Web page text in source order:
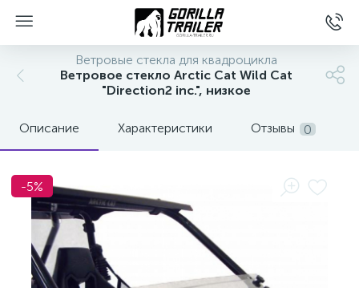
Ветровые стекла для квадроцикла
Ветровое стекло Arctic Cat Wild Cat
"Direction2 inc.", низкое
Описание Характеристики Отзывы 0
-5%